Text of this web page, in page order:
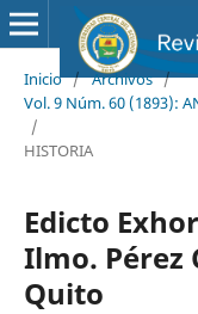
Inicio / Archivos /
Vol. 9 Núm. 60 (1893):
/
HISTORIA
Edicto
Ilmo. Pérez
Quito